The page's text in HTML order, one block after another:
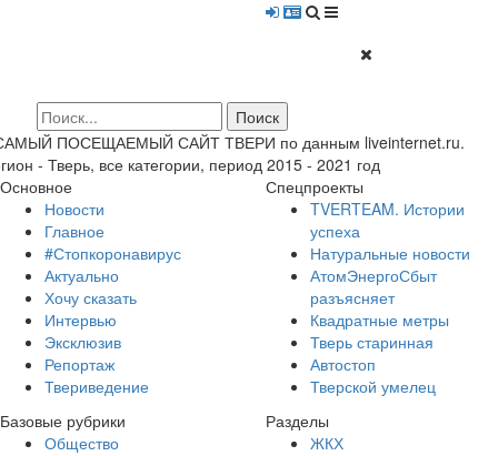
ПОСЕЩАЕМЫЙ САЙТ ТВЕРИ по данным liveinternet.ru.
- Тверь, все категории, период 2015 - 2021 год
Основное
Новости
Главное
#Стопкоронавирус
Актуально
Хочу сказать
Интервью
Эксклюзив
Репортаж
Твериведение
Спецпроекты
TVERTEAM. Истории
успеха
Натуральные новости
АтомЭнергоСбыт
разъясняет
Квадратные метры
Тверь старинная
Автостоп
Тверской умелец
Базовые рубрики
Общество
Разделы
ЖКХ